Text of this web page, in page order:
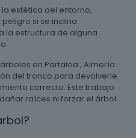
estética del entorno,
si se inclina
la estructura de alguna
en Partaloa , Almería
del tronco para devolverle
correcto. Este trabajo
raíces ni forzar el árbol.